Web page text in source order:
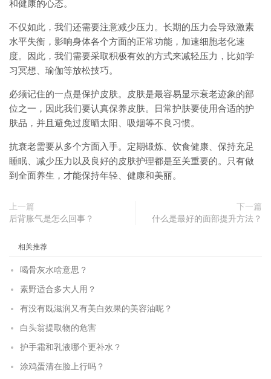
和健康的心态。
不仅如此，我们还需要注意减少压力。长期的压力会导致激素
水平失衡，影响身体各个方面的正常功能，加速细胞老化速
度。因此，我们需要采取积极有效的方式来减轻压力，比如学
习冥想、瑜伽等放松技巧。
必须记住的一点是保护皮肤。皮肤是最容易显示衰老迹象的部
位之一，因此我们要认真保养皮肤。日常护肤要使用合适的护
肤品，并且避免过度晒太阳、吸烟等不良习惯。
抗衰老需要从多个方面入手。定期锻炼、饮食健康、保持充足
睡眠、减少压力以及良好的皮肤护理都是至关重要的。只有做
到全面养生，才能保持年轻、健康和美丽。
上一篇
后背胀气是怎么回事？
下一篇
什么是最好的面部提升方法？
相关推荐
喝骨灰水啥意思？
素野适合多大人用？
有没有既滋润又有美白效果的美容油呢？
白头翁提取物的危害
护手霜和乳液哪个更补水？
涂鸡蛋清在脸上行吗？